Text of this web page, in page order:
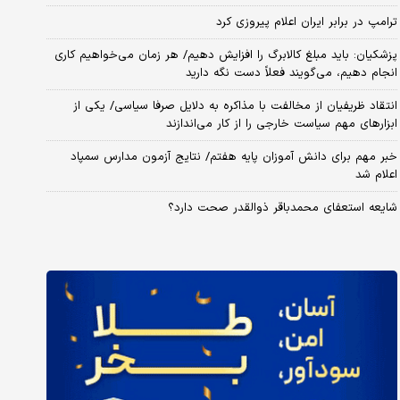
ترامپ در برابر ایران اعلام پیروزی کرد
پزشکیان: باید مبلغ کالابرگ را افزایش دهیم/ هر زمان می‌خواهیم کاری
انجام دهیم، می‌گویند فعلاً دست نگه دارید
انتقاد ظریفیان از مخالفت با مذاکره به دلایل صرفا سیاسی/ یکی از
ابزارهای مهم سیاست خارجی را از کار می‌اندازند
خبر مهم برای دانش آموزان پایه هفتم/ نتایج آزمون مدارس سمپاد
اعلام شد
شایعه استعفای محمدباقر ذوالقدر صحت دارد؟